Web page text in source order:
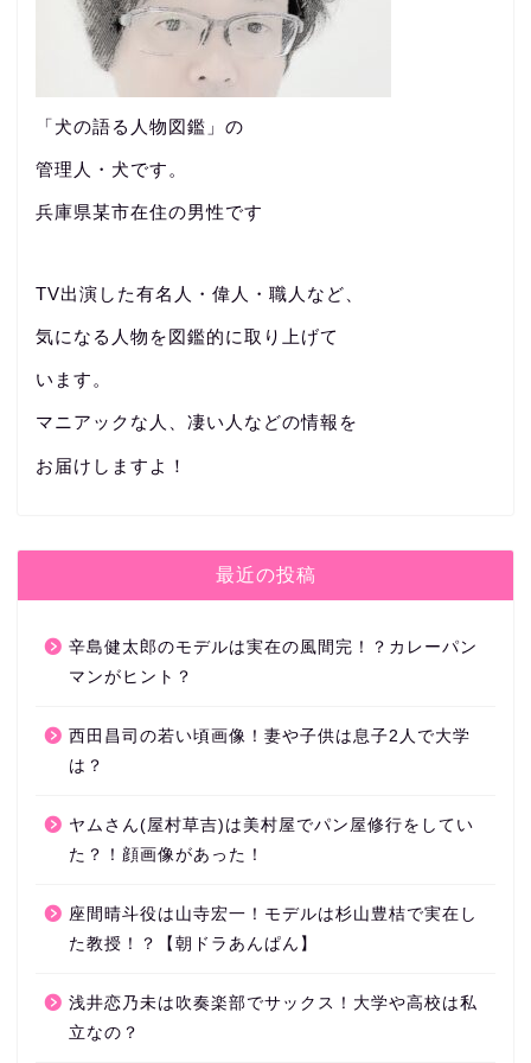
「犬の語る人物図鑑」の
管理人・犬です。
兵庫県某市在住の男性です
TV出演した有名人・偉人・職人など、
気になる人物を図鑑的に取り上げて
います。
マニアックな人、凄い人などの情報を
お届けしますよ！
最近の投稿
辛島健太郎のモデルは実在の風間完！？カレーパン
マンがヒント？
西田昌司の若い頃画像！妻や子供は息子2人で大学
は？
ヤムさん(屋村草吉)は美村屋でパン屋修行をしてい
た？！顔画像があった！
座間晴斗役は山寺宏一！モデルは杉山豊桔で実在し
た教授！？【朝ドラあんぱん】
浅井恋乃未は吹奏楽部でサックス！大学や高校は私
立なの？